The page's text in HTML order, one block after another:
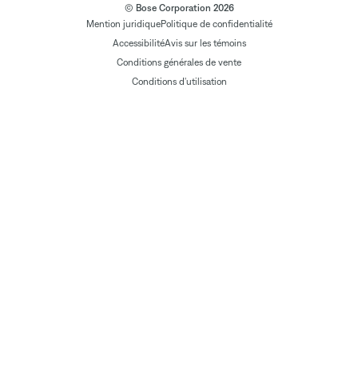
© Bose Corporation 2026
Mention juridiquePolitique de confidentialité
AccessibilitéAvis sur les témoins
Conditions générales de vente
Conditions d'utilisation